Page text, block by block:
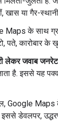
खास या गैर-
Maps के साथ
पते, कारोबार
लेकर जवाब
है. इससे यह
Google Maps
डेवलपर,